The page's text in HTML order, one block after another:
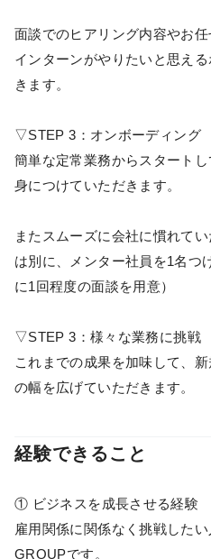
面談でのヒアリング内容やお任
インターンがやりたいと思え
きます。
▽STEP 3：オンボーディング
簡単な定常業務からスタート
身につけていただきます。
またスムーズに会社に慣れて
は別に、メンター社員を1名つ
に1回程度の面談を用意）
▽STEP 3：様々な業務に挑戦
これまでの成果を加味して、
の幅を広げていただきます。
経験できること
① ビジネスを成長させる経験
雇用関係に関係なく挑戦した
GROUPです。